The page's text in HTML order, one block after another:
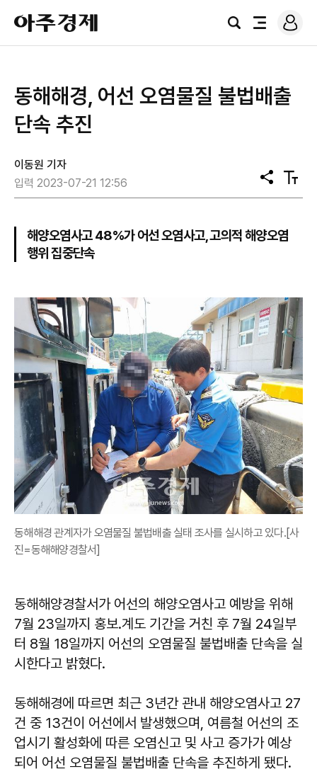
아
주
경
검
전
로
그
동해해경, 어선 오염물질 불법배출
단속 추진
이동원 기자
입력 2023-07-21 12:56
공
유
텍
스
해양오염사고 48%가 어선 오염사고, 고의적 해양오염
행위 집중단속
동해해경 관계자가 오염물질 불법배출 실태 조사를 실시하고 있다.[사
진=동해해양경찰서]
동해해양경찰서가 어선의 해양오염사고 예방을 위해
7월 23일까지 홍보․계도 기간을 거친 후 7월 24일부
터 8월 18일까지 어선의 오염물질 불법배출 단속을 실
시한다고 밝혔다.
동해해경에 따르면 최근 3년간 관내 해양오염사고 27
건 중 13건이 어선에서 발생했으며, 여름철 어선의 조
업시기 활성화에 따른 오염신고 및 사고 증가가 예상
되어 어선 오염물질 불법배출 단속을 추진하게 됐다.